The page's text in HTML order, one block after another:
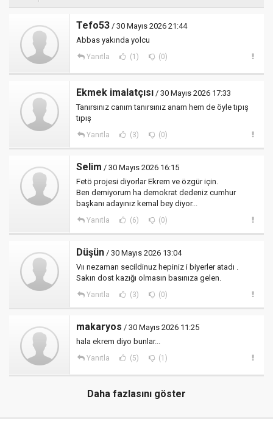
Tefo53 / 30 Mayıs 2026 21:44
Abbas yakında yolcu
Yanıtla (1) (0)
Ekmek imalatçısı / 30 Mayıs 2026 17:33
Tanırsınız canım tanırsınız anam hem de öyle tıpış
tıpış
Yanıtla (3) (0)
Selim / 30 Mayıs 2026 16:15
Fetö projesi diyorlar Ekrem ve özgür için.
Ben demiyorum ha demokrat dedeniz cumhur
başkanı adayınız kemal bey diyor...
Yanıtla (6) (0)
Düşün / 30 Mayıs 2026 13:04
Vıı nezaman secildinuz hepiniz i biyerler atadı .
Sakın dost kazığı olmasın basınıza gelen.
Yanıtla (3) (0)
makaryos / 30 Mayıs 2026 11:25
hala ekrem diyo bunlar...
Yanıtla (5) (1)
Daha fazlasını göster